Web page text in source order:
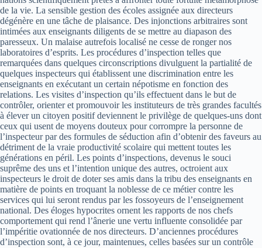
de la vie. La sensible gestion des écoles assignée aux directeurs
dégénère en une tâche de plaisance. Des injonctions arbitraires sont
intimées aux enseignants diligents de se mettre au diapason des
paresseux. Un malaise autrefois localisé ne cesse de ronger nos
laboratoires d’esprits. Les procédures d’inspection telles que
remarquées dans quelques circonscriptions divulguent la partialité de
quelques inspecteurs qui établissent une discrimination entre les
enseignants en exécutant un certain népotisme en fonction des
relations. Les visites d’inspection qu’ils effectuent dans le but de
contrôler, orienter et promouvoir les instituteurs de très grandes facultés
à élever un citoyen positif deviennent le privilège de quelques-uns dont
ceux qui usent de moyens douteux pour corrompre la personne de
l’inspecteur par des formules de séduction afin d’obtenir des faveurs au
détriment de la vraie productivité scolaire qui mettent toutes les
générations en péril. Les points d’inspections, devenus le souci
suprême des uns et l’intention unique des autres, octroient aux
inspecteurs le droit de doter ses amis dans la tribu des enseignants en
matière de points en troquant la noblesse de ce métier contre les
services qui lui seront rendus par les fossoyeurs de l’enseignement
national. Des éloges hypocrites ornent les rapports de nos chefs
comportement qui rend l’ânerie une vertu influente consolidée par
l’impéritie ovationnée de nos directeurs. D’anciennes procédures
d’inspection sont, à ce jour, maintenues, celles basées sur un contrôle